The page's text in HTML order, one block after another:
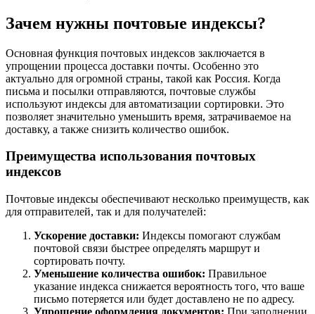
Зачем нужны почтовые индексы?
Основная функция почтовых индексов заключается в
упрощении процесса доставки почты. Особенно это
актуально для огромной страны, такой как Россия. Когда
письма и посылки отправляются, почтовые службы
используют индексы для автоматизации сортировки. Это
позволяет значительно уменьшить время, затрачиваемое на
доставку, а также снизить количество ошибок.
Преимущества использования почтовых
индексов
Почтовые индексы обеспечивают несколько преимуществ, как
для отправителей, так и для получателей:
Ускорение доставки: Индексы помогают службам
почтовой связи быстрее определять маршрут и
сортировать почту.
Уменьшение количества ошибок: Правильное
указание индекса снижается вероятность того, что ваше
письмо потеряется или будет доставлено не по адресу.
Упрощение оформления документов: При заполнении